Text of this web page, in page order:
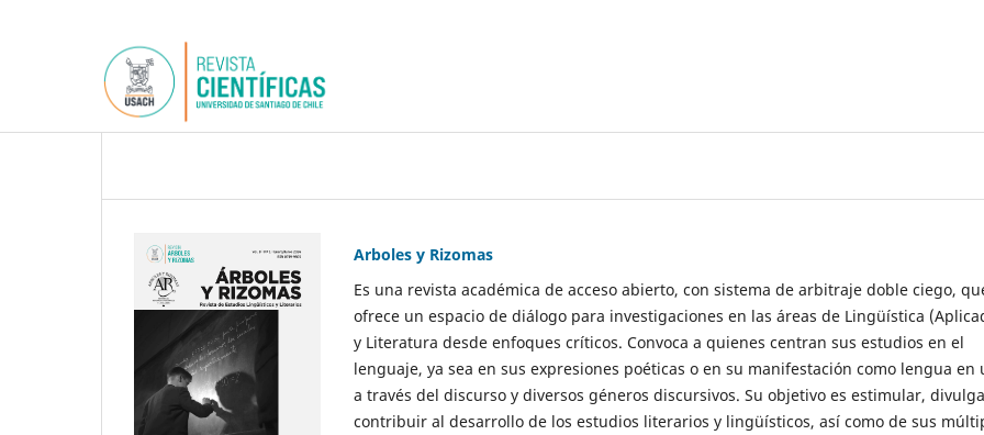
Arboles y Rizomas
Es una revista académica de acceso abierto, con sistema de arbitraje doble ciego,
ofrece un espacio de diálogo para investigaciones en las áreas de Lingüística
y Literatura desde enfoques críticos. Convoca a quienes centran sus estudios en el
lenguaje, ya sea en sus expresiones poéticas o en su manifestación como lengua en
a través del discurso y diversos géneros discursivos. Su objetivo es estimular,
contribuir al desarrollo de los estudios literarios y lingüísticos, así como de sus